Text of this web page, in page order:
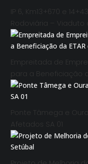
IP 6, Km13+670 e
Rodoviária – Viaduto
Empreitada de
para a Beneficiação
Ponte Tâmega e
Afetados SA 01